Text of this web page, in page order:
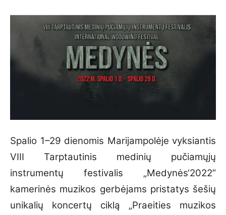
Spalio 1–29 dienomis Marijampolėje vyksiantis
VIII Tarptautinis medinių pučiamųjų
instrumentų festivalis „Medynės‘2022”
kamerinės muzikos gerbėjams pristatys šešių
unikalių koncertų ciklą „Praeities muzikos